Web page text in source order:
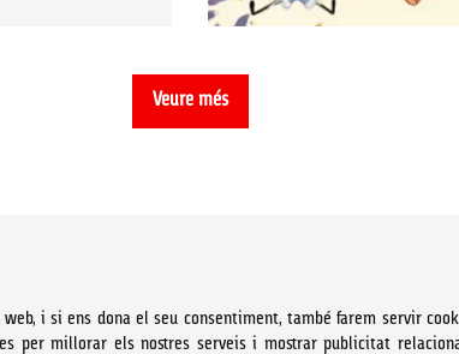
Veure més
i si ens dona el seu consentiment, també farem servir
per millorar els nostres serveis i mostrar publicitat